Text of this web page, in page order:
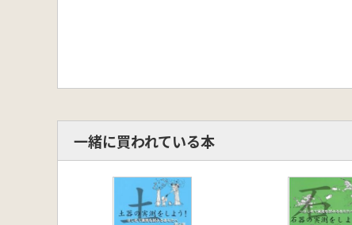
一緒に買われている本